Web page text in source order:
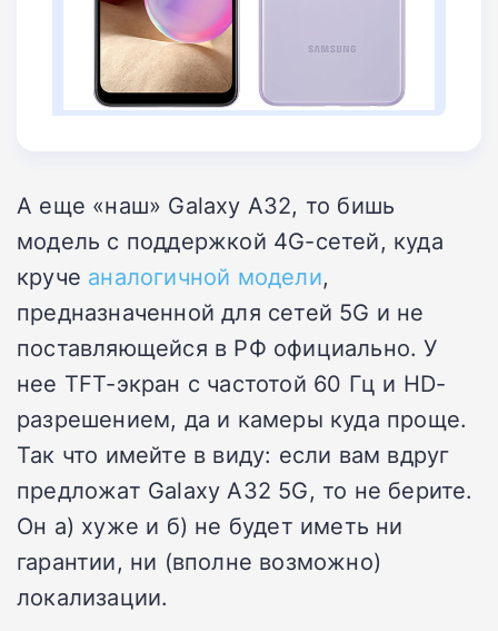
А еще «наш» Galaxy A32, то бишь
модель с поддержкой 4G-сетей, куда
круче аналогичной модели,
предназначенной для сетей 5G и не
поставляющейся в РФ официально. У
нее TFT-экран с частотой 60 Гц и HD-
разрешением, да и камеры куда проще.
Так что имейте в виду: если вам вдруг
предложат Galaxy A32 5G, то не берите.
Он а) хуже и б) не будет иметь ни
гарантии, ни (вполне возможно)
локализации.